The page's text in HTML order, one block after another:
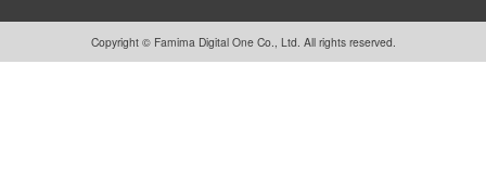
Copyright © Famima Digital One Co., Ltd. All rights reserved.